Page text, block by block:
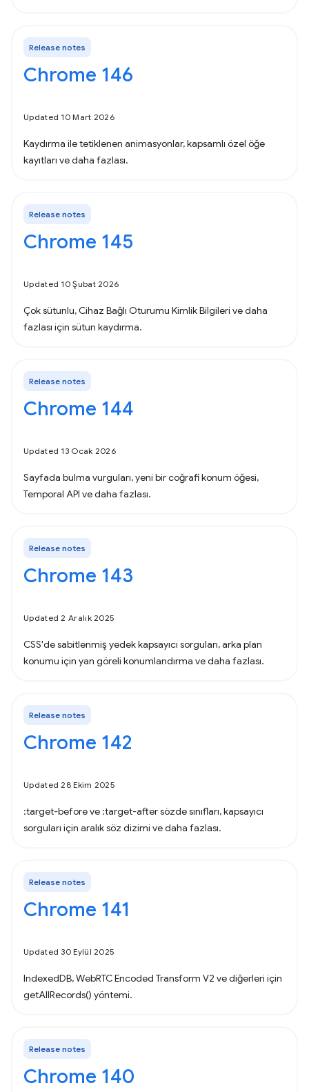
Release notes
Chrome 146
Updated 10 Mart 2026
Kaydırma ile tetiklenen animasyonlar, kapsamlı özel öğe
kayıtları ve daha fazlası.
Release notes
Chrome 145
Updated 10 Şubat 2026
Çok sütunlu, Cihaz Bağlı Oturumu Kimlik Bilgileri ve daha
fazlası için sütun kaydırma.
Release notes
Chrome 144
Updated 13 Ocak 2026
Sayfada bulma vurguları, yeni bir coğrafi konum öğesi,
Temporal API ve daha fazlası.
Release notes
Chrome 143
Updated 2 Aralık 2025
CSS'de sabitlenmiş yedek kapsayıcı sorguları, arka plan
konumu için yan göreli konumlandırma ve daha fazlası.
Release notes
Chrome 142
Updated 28 Ekim 2025
:target-before ve :target-after sözde sınıfları, kapsayıcı
sorguları için aralık söz dizimi ve daha fazlası.
Release notes
Chrome 141
Updated 30 Eylül 2025
IndexedDB, WebRTC Encoded Transform V2 ve diğerleri için
getAllRecords() yöntemi.
Release notes
Chrome 140